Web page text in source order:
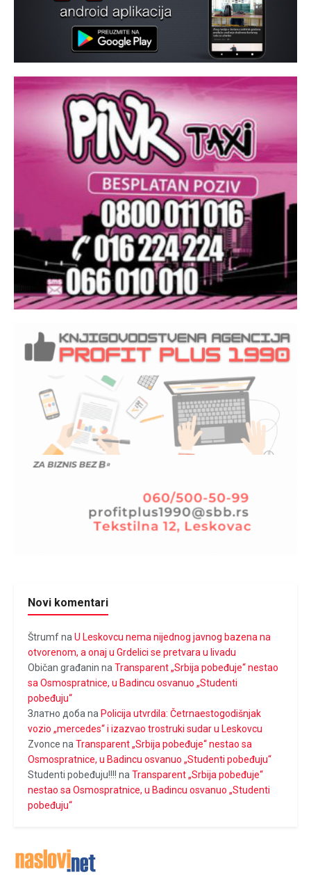
Novi komentari
Štrumfna U Leskovcu nema nijednog javnog bazena na
otvorenom, a onaj u Grdelici se pretvara u livadu
Običan građanin na Transparent „Srbija pobeđuje“ nestao
sa Osmospratnice, u Badincu osvanuo „Studenti
pobeđuju“
Златно доба na Policija utvrdila: Četrnaestogodišnjak
vozio „mercedes“ i izazvao trostruki sudar u Leskovcu
Zvonce na Transparent „Srbija pobeđuje“ nestao sa
Osmospratnice, u Badincu osvanuo „Studenti pobeđuju“
Studenti pobeđuju!!!! na Transparent „Srbija pobeđuje“
nestao sa Osmospratnice, u Badincu osvanuo „Studenti
pobeđuju“